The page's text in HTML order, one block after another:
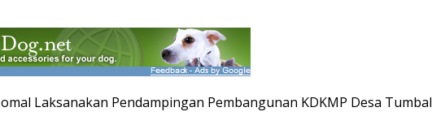
Laksanakan Pendampingan Pembangunan KDKMP Desa Tumbal